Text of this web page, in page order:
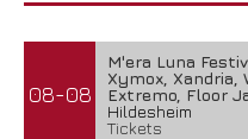
08-08
M'era Luna
Xymox,
Extremo, Floor
Hildesheim
Tickets